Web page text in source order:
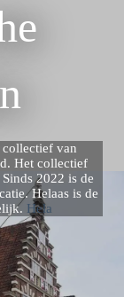
van
Het collectief
2022 is de
Helaas is de
Hela